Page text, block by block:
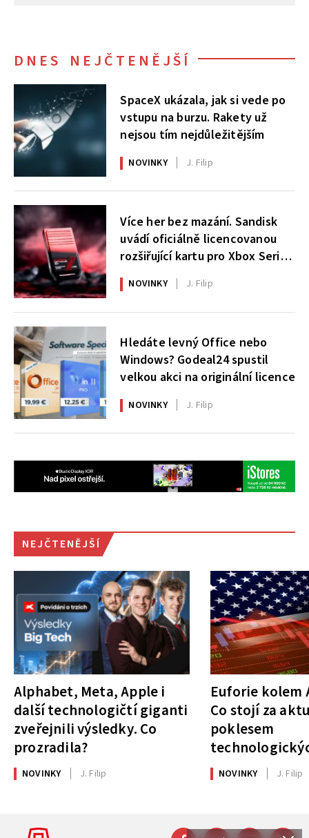
DNES NEJČTENĚJŠÍ
SpaceX ukázala, jak si vede po
vstupu na burzu. Rakety už
nejsou tím nejdůležitějším
NOVINKY J. Filip
Více her bez mazání. Sandisk
uvádí oficiálně licencovanou
rozšiřující kartu pro Xbox Series
X|S
NOVINKY J. Filip
Hledáte levný Office nebo
Windows? Godeal24 spustil
velkou akci na originální licence
NOVINKY J. Filip
NEJČTENĚJŠÍ
Alphabet, Meta, Apple i
další technologičtí giganti
zveřejnili výsledky. Co
prozradila?
NOVINKY J. Filip
Euforie kolem
Co stojí za
poklesem
NOVINKY J. Filip